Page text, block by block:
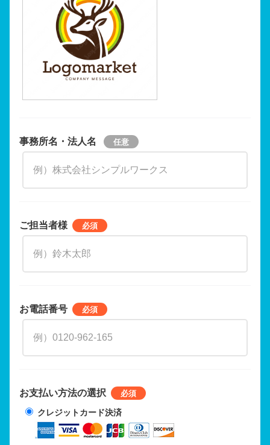
事務所名・法人名
ご担当者様
お電話番号
お支払い方法の選択
クレジットカード決済